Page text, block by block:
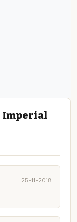
Imperial
25-11-2018